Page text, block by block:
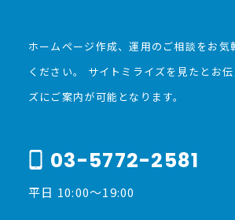
ホームページ作成、運用のご相談をお気
ください。 サイトミライズを見たとお
ズにご案内が可能となります。
03-5772-2581
平日 10:00〜19:00